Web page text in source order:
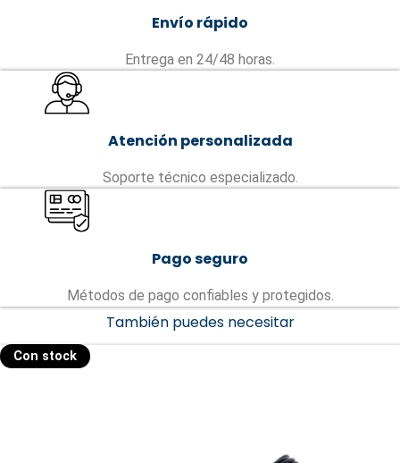
Envío rápido
Entrega en 24/48 horas.
Atención personalizada
Soporte técnico especializado.
Pago seguro
Métodos de pago confiables y protegidos.
También puedes necesitar
Con stock